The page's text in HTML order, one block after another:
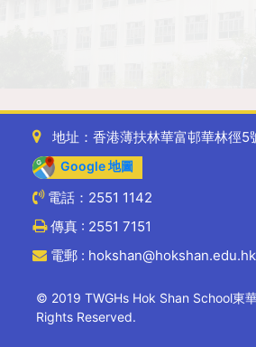
地址：香港薄扶林華富邨華林徑5
Google 地圖
電話：2551 1142
傳真 : 2551 7151
電郵 : hokshan@hokshan.edu.hk
© 2019 TWGHs Hok Shan School東
Rights Reserved.